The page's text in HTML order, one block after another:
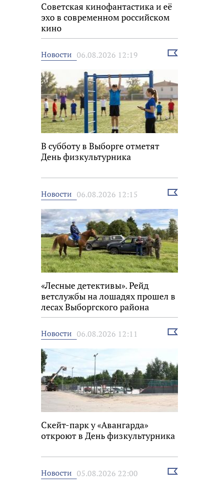
Советская кинофантастика и её
эхо в современном российском
кино
Новости 06.08.2026 12:19
Выбрать
В субботу в Выборге отметят
День физкультурника
Новости 06.08.2026 12:15
Выбрать
«Лесные детективы». Рейд
ветслужбы на лошадях прошел в
лесах Выборгского района
Новости 06.08.2026 12:11
Выбрать
Скейт-парк у «Авангарда»
откроют в День физкультурника
Новости 05.08.2026 22:00
Выбрать